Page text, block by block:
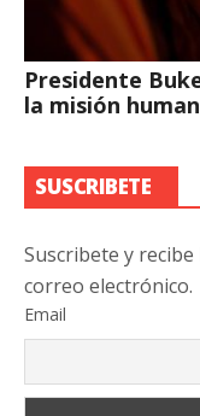
Presidente
la misión
SUSCRIBETE
Suscribete y
correo electrónico.
Email